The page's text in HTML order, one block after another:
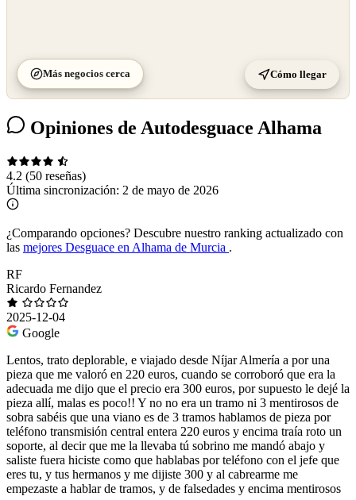
Más negocios cerca Cómo llegar
Opiniones de Autodesguace Alhama
4.2 (50 reseñas)
Última sincronización: 2 de mayo de 2026
¿Comparando opciones? Descubre nuestro ranking actualizado con
las mejores Desguace en Alhama de Murcia .
RF
Ricardo Fernandez
2025-12-04
Google
Lentos, trato deplorable, e viajado desde Níjar Almería a por una
pieza que me valoró en 220 euros, cuando se corroboró que era la
adecuada me dijo que el precio era 300 euros, por supuesto le dejé la
pieza allí, malas es poco!! Y no no era un tramo ni 3 mentirosos de
sobra sabéis que una viano es de 3 tramos hablamos de pieza por
teléfono transmisión central entera 220 euros y encima traía roto un
soporte, al decir que me la llevaba tú sobrino me mandó abajo y
saliste fuera hiciste como que hablabas por teléfono con el jefe que
eres tu, y tus hermanos y me dijiste 300 y al cabrearme me
empezaste a hablar de tramos, y de falsedades y encima mentirosos